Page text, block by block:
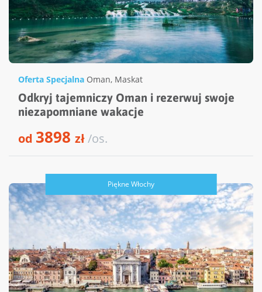
Oferta Specjalna Oman, Maskat
Odkryj tajemniczy Oman i rezerwuj swoje
niezapomniane wakacje
od 3898 zł/os.
Piękne Włochy